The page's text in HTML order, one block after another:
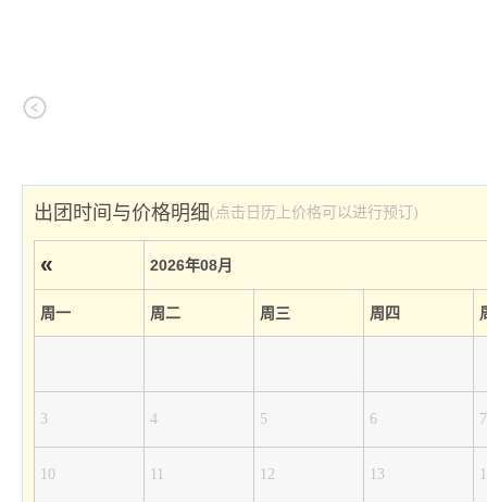
出团时间与价格明细(点击日历上价格可以进行预订)
« 2026年08月
周一 周二 周三 周四
3 4 5 6 7
10 11 12 13